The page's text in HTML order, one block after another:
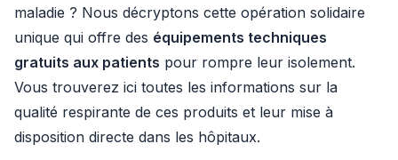
maladie ? Nous décryptons cette opération solidaire
unique qui offre des équipements techniques
gratuits aux patients pour rompre leur isolement.
Vous trouverez ici toutes les informations sur la
qualité respirante de ces produits et leur mise à
disposition directe dans les hôpitaux.